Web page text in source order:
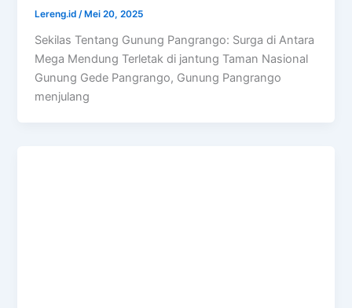
Lereng.id /Mei 20, 2025
Sekilas Tentang Gunung Pangrango: Surga di Antara
Mega Mendung Terletak di jantung Taman Nasional
Gunung Gede Pangrango, Gunung Pangrango
menjulang